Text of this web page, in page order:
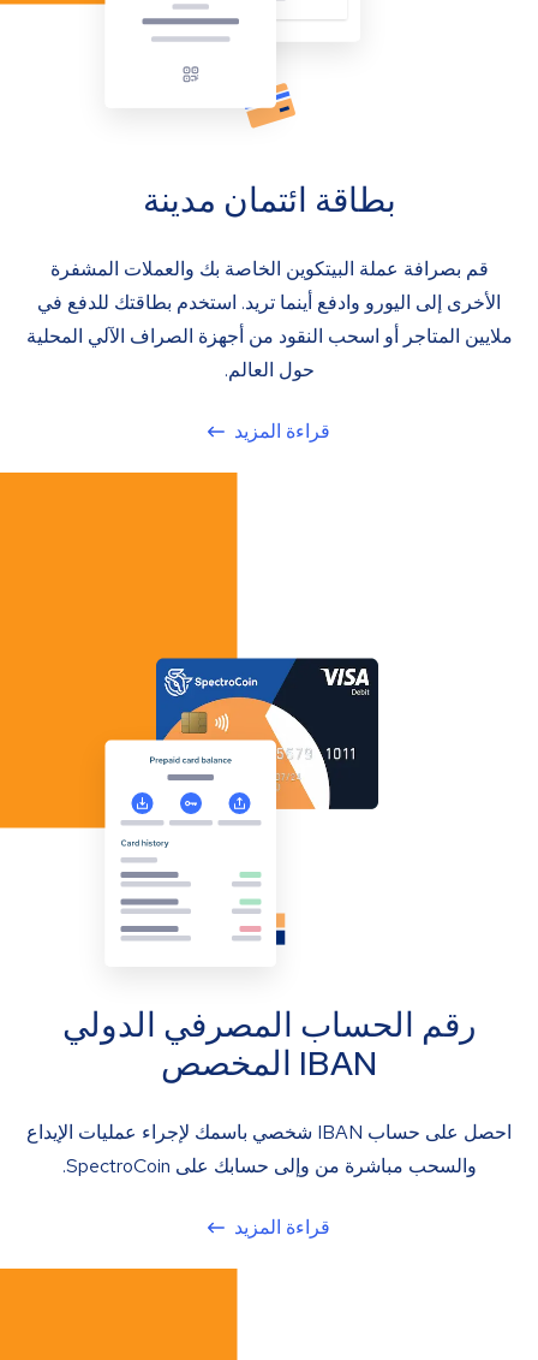
بطاقة ائتمان مدينة
قم بصرافة عملة البيتكوين الخاصة بك والعملات المشفرة
الأخرى إلى اليورو وادفع أينما تريد. استخدم بطاقتك للدفع في
ملايين المتاجر أو اسحب النقود من أجهزة الصراف الآلي المحلية
حول العالم.
قراءة المزيد
رقم الحساب المصرفي الدولي
IBAN المخصص
احصل على حساب IBAN شخصي باسمك لإجراء عمليات الإيداع
والسحب مباشرة من وإلى حسابك على SpectroCoin.
قراءة المزيد